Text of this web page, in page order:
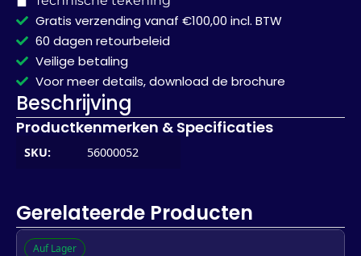
Gratis verzending vanaf €100,00 incl. BTW
60 dagen retourbeleid
Veilige betaling
Voor meer details, download de brochure
Beschrijving
Productkenmerken & Specificaties
SKU: 56000052
Gerelateerde Producten
Auf Lager